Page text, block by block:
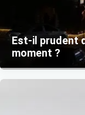
Est-il prudent
moment ?